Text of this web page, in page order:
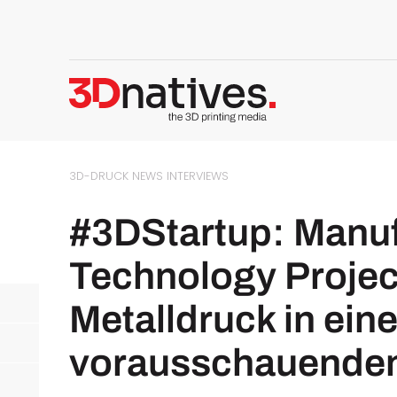
3D-DRUCK NEWS INTERVIEWS
#3DStartup:
Technology
Metalldruck in